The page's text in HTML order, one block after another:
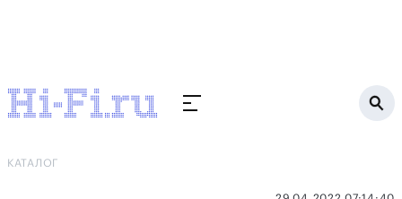
КАТАЛОГ